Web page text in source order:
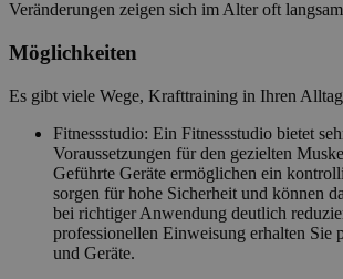
Veränderungen zeigen sich im Alter oft
Möglichkeiten
Es gibt viele Wege, Krafttraining in Ihren
Fitnessstudio: Ein Fitnessstudio bietet
Voraussetzungen für den gezielten
Geführte Geräte ermöglichen ein
sorgen für hohe Sicherheit und können
bei richtiger Anwendung deutlich
professionellen Einweisung erhalten Sie
und Geräte.